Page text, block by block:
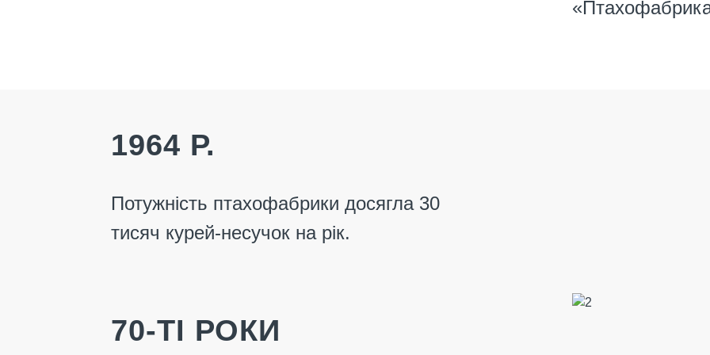
1964 Р.
Потужність птахофабрики досягла 30
тисяч курей-несучок на рік.
70-ТІ РОКИ